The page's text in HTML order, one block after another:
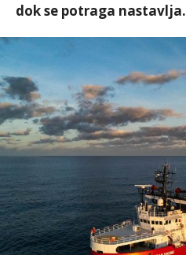
dok se potraga nastavlja.